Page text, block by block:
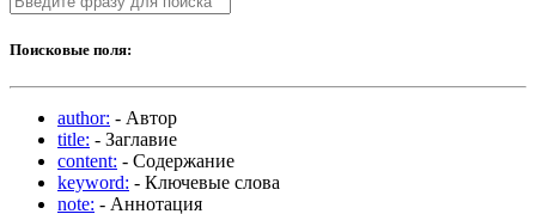
Поисковые поля:
author: - Автор
title: - Заглавие
content: - Содержание
keyword: - Ключевые слова
note: - Аннотация